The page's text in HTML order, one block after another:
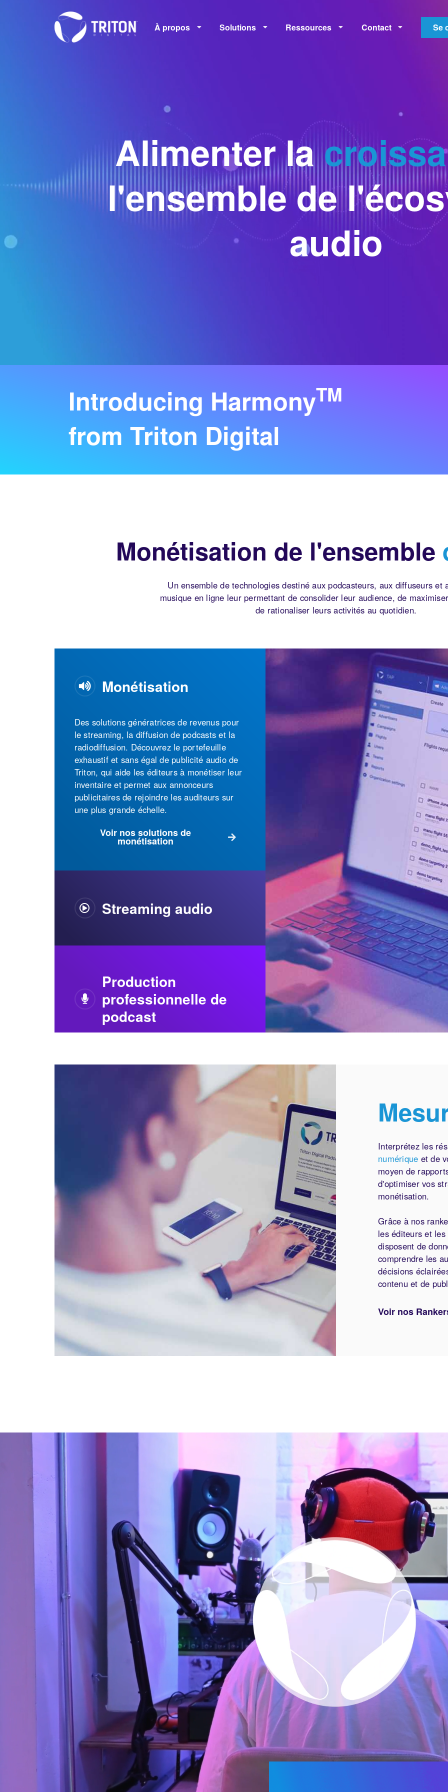
À propos Solutions Ressources
Apprentissage
Contact Se
Alimenter la
l'ensemble de
audio
Introducing HarmonyTM
from Triton Digital
Monétisation de l'ensemble
Un ensemble de technologies destiné aux podcasteurs, aux diffuseurs et
musique en ligne leur permettant de consolider leur audience, de
de rationaliser leurs activités au quotidien.
Monétisation
Streaming audio
La technologie de streaming audio la plus
fiable du secteur. Elle est flexible, évolutive,
100 % par l'entreprise. Vos auditeurs
bénéficieront d'une expérience audio de
lequel ils écoutent.
audio
professionnelle de
podcast
Interprétez les
numérique et de
moyen de
d'optimiser vos
monétisation.
Grâce à nos
les éditeurs et
disposent de
comprendre les
décisions
contenu et de
Voir nos